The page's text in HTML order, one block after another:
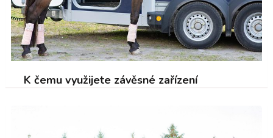
K čemu využijete závěsné zařízení